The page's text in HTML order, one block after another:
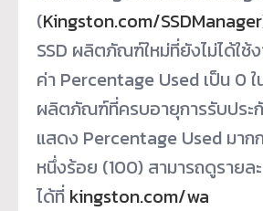
(Kingston.com/SSDManager
SSD ผลิตภัณฑ์ใหม่ที่ยังไม่ได้ใช้
ค่า Percentage Used เป็น 0
ผลิตภัณฑ์ที่ครบอายุการรับประ
แสดง Percentage Used มาก
หนึ่งร้อย (100) สามารถดูรายล
ได้ที่ kingston.com/wa